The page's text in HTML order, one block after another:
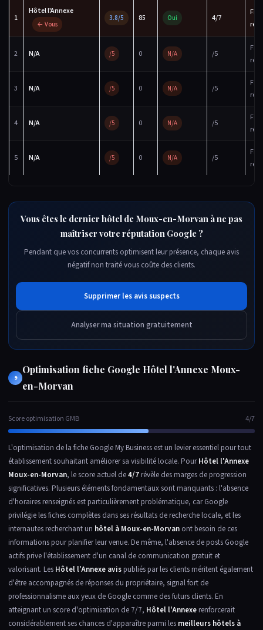
1
Hôtel l'Annexe
← Vous
3.8/5 85 Oui 4/7
2 N/A /5 0 N/A /5
3 N/A /5 0 N/A /5
4 N/A /5 0 N/A /5
5 N/A /5 0 N/A /5
Vous êtes le dernier hôtel de Moux-en-Morvan à ne pas
maîtriser votre réputation Google ?
Pendant que vos concurrents optimisent leur présence, chaque avis
négatif non traité vous coûte des clients.
Supprimer les avis suspects
Analyser ma situation gratuitement
9
Optimisation fiche Google Hôtel l'Annexe Moux-
en-Morvan
Score optimisation GMB 4/7
L'optimisation de la fiche Google My Business est un levier essentiel pour tout
établissement souhaitant améliorer sa visibilité locale. PourHôtel l'Annexe
Moux-en-Morvan, le score actuel de4/7 révèle des marges de progression
significatives. Plusieurs éléments fondamentaux sont manquants : l'absence
d'horaires renseignés est particulièrement problématique, car Google
privilégie les fiches complètes dans ses résultats de recherche locale, et les
internautes recherchant un hôtel à Moux-en-Morvan ont besoin de ces
informations pour planifier leur venue. De même, l'absence de posts Google
actifs prive l'établissement d'un canal de communication gratuit et
valorisant. Les Hôtel l'Annexe avis publiés par les clients méritent également
d'être accompagnés de réponses du propriétaire, signal fort de
professionnalisme aux yeux de Google comme des futurs clients. En
atteignant un score d'optimisation de 7/7, Hôtel l'Annexe renforcerait
considérablement ses chances d'apparaître parmi les meilleurs hôtels à